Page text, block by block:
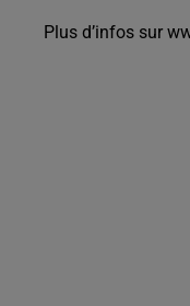
Plus d’infos sur